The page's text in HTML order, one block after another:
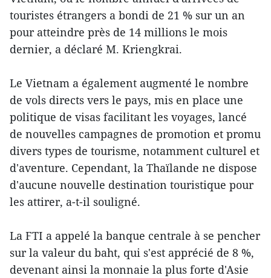
touristes étrangers a bondi de 21 % sur un an
pour atteindre près de 14 millions le mois
dernier, a déclaré M. Kriengkrai.
Le Vietnam a également augmenté le nombre
de vols directs vers le pays, mis en place une
politique de visas facilitant les voyages, lancé
de nouvelles campagnes de promotion et promu
divers types de tourisme, notamment culturel et
d'aventure. Cependant, la Thaïlande ne dispose
d'aucune nouvelle destination touristique pour
les attirer, a-t-il souligné.
La FTI a appelé la banque centrale à se pencher
sur la valeur du baht, qui s'est apprécié de 8 %,
devenant ainsi la monnaie la plus forte d'Asie